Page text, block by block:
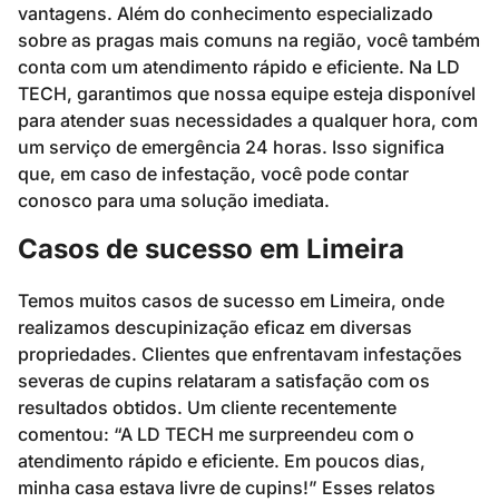
vantagens. Além do conhecimento especializado
sobre as pragas mais comuns na região, você também
conta com um atendimento rápido e eficiente. Na LD
TECH, garantimos que nossa equipe esteja disponível
para atender suas necessidades a qualquer hora, com
um serviço de emergência 24 horas. Isso significa
que, em caso de infestação, você pode contar
conosco para uma solução imediata.
Casos de sucesso em Limeira
Temos muitos casos de sucesso em Limeira, onde
realizamos descupinização eficaz em diversas
propriedades. Clientes que enfrentavam infestações
severas de cupins relataram a satisfação com os
resultados obtidos. Um cliente recentemente
comentou: “A LD TECH me surpreendeu com o
atendimento rápido e eficiente. Em poucos dias,
minha casa estava livre de cupins!” Esses relatos